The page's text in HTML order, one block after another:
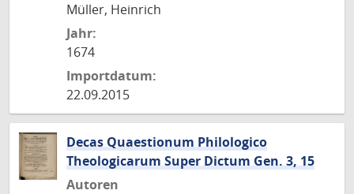
Müller, Heinrich
Jahr:
1674
Importdatum:
22.09.2015
Decas Quaestionum Philologico
Theologicarum Super Dictum Gen. 3, 15
Autoren